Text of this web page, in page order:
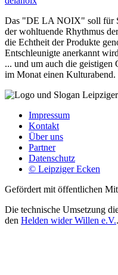
Das "DE LA NOIX" soll für
der wohltuende Rhythmus
die Echtheit der Produkte
Entschleunigte anerkannt
... und um auch die geistigen
im Monat einen Kulturabend.
Impressum
Kontakt
Über uns
Partner
Datenschutz
© Leipziger Ecken
Gefördert mit öffentlichen
Die technische Umsetzung
den Helden wider Willen e.V..